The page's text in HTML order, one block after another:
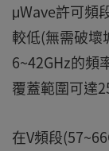
μWave許可頻
較低(無需破壞
6~42GHz的頻
覆蓋範圍可達
在V頻段